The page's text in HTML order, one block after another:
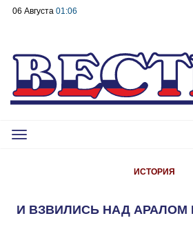
06 Августа 01:06
Toggle
ИСТОРИЯ
И ВЗВИЛИСЬ НАД АРАЛОМ